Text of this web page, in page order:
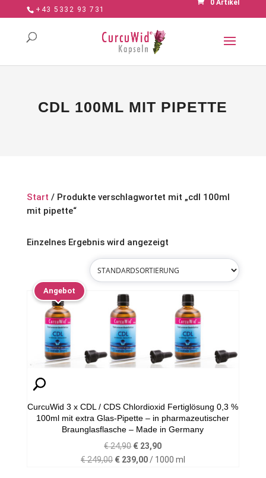
+43 5332 93 731
0 Artikel
CDL 100ML MIT PIPETTE
Start / Produkte verschlagwortet mit „cdl 100ml
mit pipette“
Einzelnes Ergebnis wird angezeigt
Angebot
CurcuWid 3 x CDL / CDS Chlordioxid Fertiglösung 0,3 %
100ml mit extra Glas-Pipette – in pharmazeutischer
Braunglasflasche – Made in Germany
€24,90 Ursprünglicher
Preis
€ 23,90Aktueller
Preis
€249,00 €239,00/ 1000 ml